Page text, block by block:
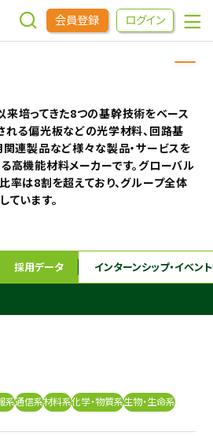
会員登録 ログイン
イベントをさがす
す
ー
生向け
培ってきた8つの基幹技術をベース
れる偏光板などの光学材料、回路基
関連製品など様々な製品・サービスを
高機能材料メーカーです。グローバル
率は8割を超えており、グループ全体
います。
採用データ インターンシップ・イベン
系通信系材料系化学・物質系生物・生命系